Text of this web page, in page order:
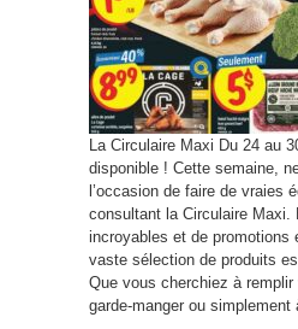
La Circulaire Maxi Du 24 au
disponible ! Cette semaine,
l’occasion de faire de vraies
consultant la Circulaire Maxi.
incroyables et de promotions
vaste sélection de produits
Que vous cherchiez à
garde-manger ou simplement